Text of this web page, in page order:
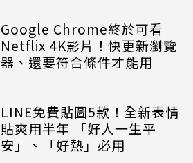
Google Chrome終於可看
Netflix 4K影片！快更新瀏覽
器、還要符合條件才能用
LINE免費貼圖5款！全新表情
貼爽用半年 「好人一生平
安」、「好熱」必用